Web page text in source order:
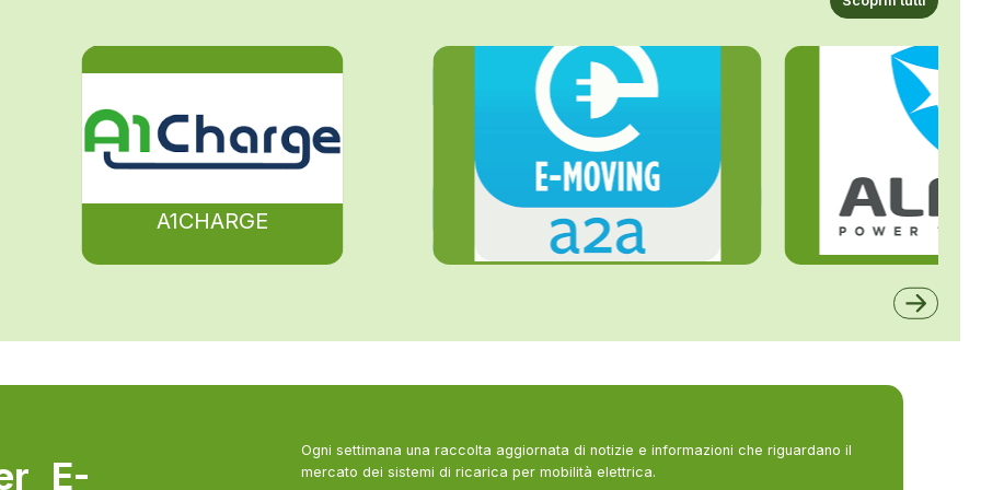
A1CHARGE
E-
Ogni settimana una raccolta aggiornata di notizie e informazioni che riguardano il
mercato dei sistemi di ricarica per mobilità elettrica.